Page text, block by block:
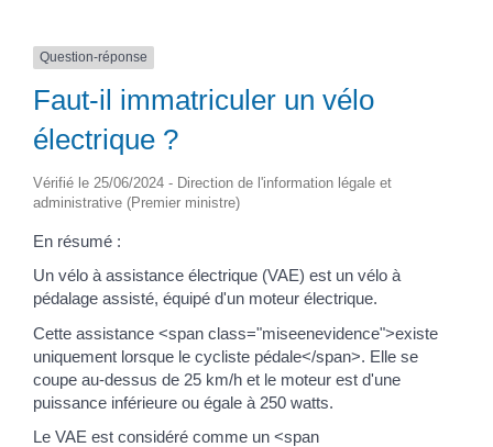
Question-réponse
Faut-il immatriculer un vélo
électrique ?
Vérifié le 25/06/2024 - Direction de l'information légale et
administrative (Premier ministre)
En résumé :
Un vélo à assistance électrique (VAE) est un vélo à
pédalage assisté, équipé d'un moteur électrique.
Cette assistance <span class="miseenevidence">existe
uniquement lorsque le cycliste pédale</span>. Elle se
coupe au-dessus de 25 km/h et le moteur est d'une
puissance inférieure ou égale à 250 watts.
Le VAE est considéré comme un <span